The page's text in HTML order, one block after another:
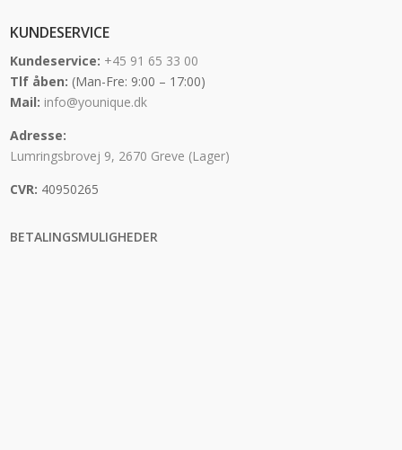
KUNDESERVICE
Kundeservice: +45 91 65 33 00
Tlf åben: (Man-Fre: 9:00 – 17:00)
Mail: info@younique.dk
Adresse:
Lumringsbrovej 9, 2670 Greve (Lager)
CVR: 40950265
BETALINGSMULIGHEDER